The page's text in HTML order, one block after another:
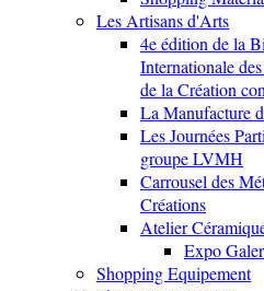
Les Artisans d'Arts
4e édition de la
Internationale
de la Création
La Manufacture
Les Journées
groupe LVMH
Carrousel des
Créations
Atelier
Expo
Shopping Equipement